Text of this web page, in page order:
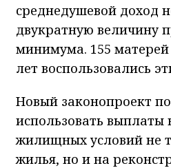
среднедушевой доход
двукратную величину
минимума. 155 матерей
лет воспользовались
Новый законопроект
использовать выплаты
жилищных условий не
жилья, но и на